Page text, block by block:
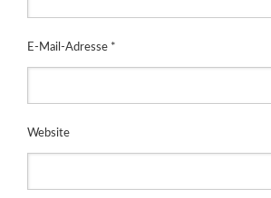
E-Mail-Adresse *
Website